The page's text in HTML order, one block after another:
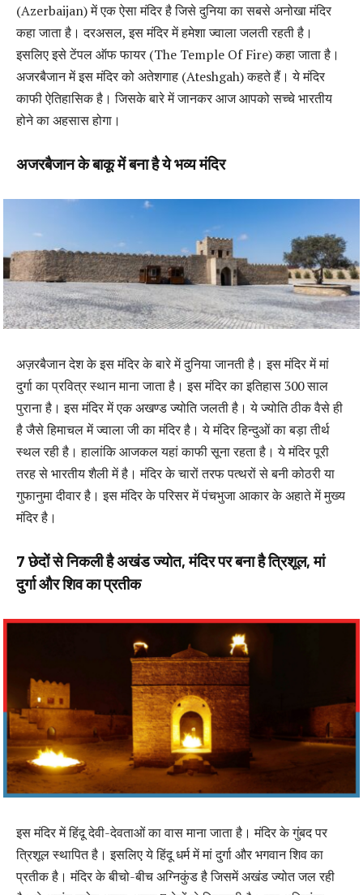
(Azerbaijan) में एक ऐसा मंदिर है जिसे दुनिया का सबसे अनोखा मंदिर
कहा जाता है। दरअसल, इस मंदिर में हमेशा ज्वाला जलती रहती है।
इसलिए इसे टेंपल ऑफ फायर (The Temple Of Fire) कहा जाता है।
अजरबैजान में इस मंदिर को अतेशगाह (Ateshgah) कहते हैं। ये मंदिर
काफी ऐतिहासिक है। जिसके बारे में जानकर आज आपको सच्चे भारतीय
होने का अहसास होगा।
अजरबैजान के बाकू में बना है ये भव्य मंदिर
अज़रबैजान देश के इस मंदिर के बारे में दुनिया जानती है। इस मंदिर में मां
दुर्गा का प्रवित्र स्थान माना जाता है। इस मंदिर का इतिहास 300 साल
पुराना है। इस मंदिर में एक अखण्ड ज्योति जलती है। ये ज्योति ठीक वैसे ही
है जैसे हिमाचल में ज्वाला जी का मंदिर है। ये मंदिर हिन्दुओं का बड़ा तीर्थ
स्थल रही है। हालांकि आजकल यहां काफी सूना रहता है। ये मंदिर पूरी
तरह से भारतीय शैली में है। मंदिर के चारों तरफ पत्थरों से बनी कोठरी या
गुफानुमा दीवार है। इस मंदिर के परिसर में पंचभुजा आकार के अहाते में मुख्य
मंदिर है।
7 छेदों से निकली है अखंड ज्योत, मंदिर पर बना है त्रिशूल, मां
दुर्गा और शिव का प्रतीक
इस मंदिर में हिंदू देवी-देवताओं का वास माना जाता है। मंदिर के गुंबद पर
त्रिशूल स्थापित है। इसलिए ये हिंदू धर्म में मां दुर्गा और भगवान शिव का
प्रतीक है। मंदिर के बीचो-बीच अग्निकुंड है जिसमें अखंड ज्योत जल रही